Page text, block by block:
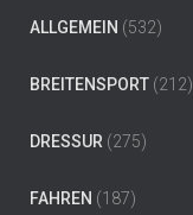
ALLGEMEIN (532)
BREITENSPORT (212)
DRESSUR (275)
FAHREN (187)